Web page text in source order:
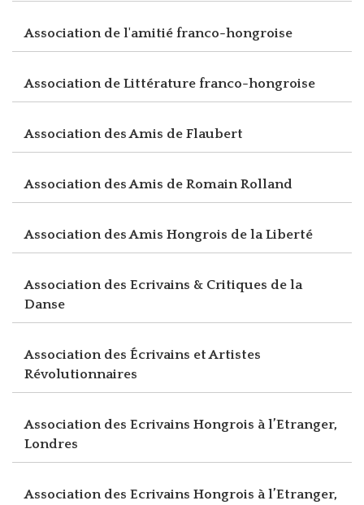
Association de l'amitié franco-hongroise
Association de Littérature franco-hongroise
Association des Amis de Flaubert
Association des Amis de Romain Rolland
Association des Amis Hongrois de la Liberté
Association des Ecrivains & Critiques de la
Danse
Association des Écrivains et Artistes
Révolutionnaires
Association des Ecrivains Hongrois à l’Etranger,
Londres
Association des Ecrivains Hongrois à l’Etranger,